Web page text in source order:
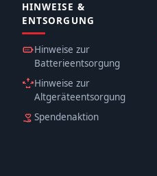
HINWEISE &
ENTSORGUNG
Hinweise zur
Batterieentsorgung
Hinweise zur
Altgeräteentsorgung
Spendenaktion